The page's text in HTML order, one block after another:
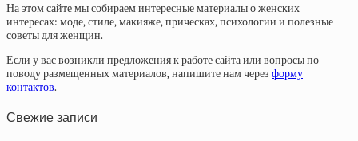
На этом сайте мы собираем интересные материалы о женских
интересах: моде, стиле, макияже, прическах, психологии и полезные
советы для женщин.
Если у вас возникли предложения к работе сайта или вопросы по
поводу размещенных материалов, напишите нам через форму
контактов.
Свежие записи